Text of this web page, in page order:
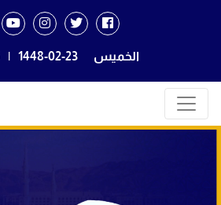
الخميس 1448-02-23
|